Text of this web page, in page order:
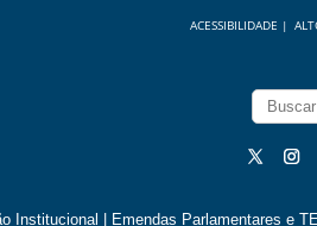
ACESSIBILIDADE |
Institucional Emendas Parlamentares e